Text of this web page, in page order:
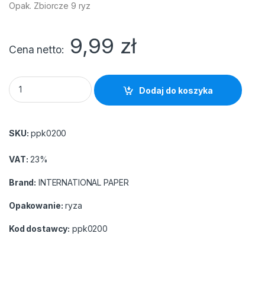
Opak. Zbiorcze 9 ryz
Cena netto 9,99 zł
Papier xero A4 POLJET KLASA "A" (250 arkuszy !!!) grubszy
Dodaj do koszyka
SKU: ppk0200
VAT: 23%
Brand: INTERNATIONAL PAPER
Opakowanie: ryza
Kod dostawcy: ppk0200